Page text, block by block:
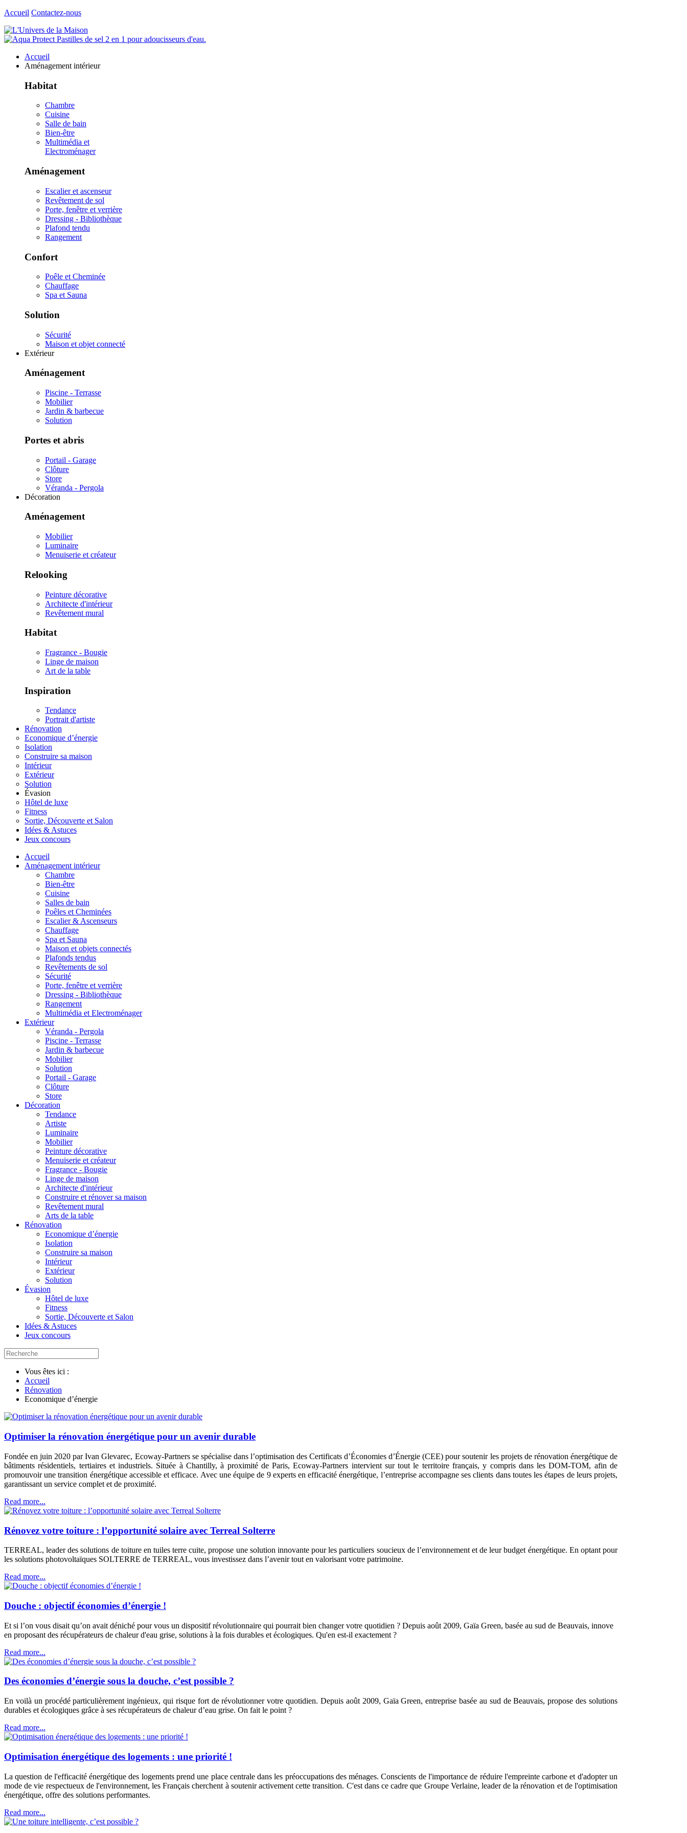
Accueil Contactez-nous
Accueil
Aménagement intérieur
Habitat
Chambre
Cuisine
Salle de bain
Bien-être
Multimédia et
Electroménager
Aménagement
Escalier et ascenseur
Revêtement de sol
Porte, fenêtre et verrière
Dressing - Bibliothèque
Plafond tendu
Rangement
Confort
Poêle et Cheminée
Chauffage
Spa et Sauna
Solution
Sécurité
Maison et objet connecté
Extérieur
Aménagement
Piscine - Terrasse
Mobilier
Jardin & barbecue
Solution
Portes et abris
Portail - Garage
Clôture
Store
Véranda - Pergola
Décoration
Aménagement
Mobilier
Luminaire
Menuiserie et créateur
Relooking
Peinture décorative
Architecte d'intérieur
Revêtement mural
Habitat
Fragrance - Bougie
Linge de maison
Art de la table
Inspiration
Tendance
Portrait d'artiste
Rénovation
Economique d’énergie
Isolation
Construire sa maison
Intérieur
Extérieur
Solution
Évasion
Hôtel de luxe
Fitness
Sortie, Découverte et Salon
Idées & Astuces
Jeux concours
Accueil
Aménagement intérieur
Chambre
Bien-être
Cuisine
Salles de bain
Poêles et Cheminées
Escalier & Ascenseurs
Chauffage
Spa et Sauna
Maison et objets connectés
Plafonds tendus
Revêtements de sol
Sécurité
Porte, fenêtre et verrière
Dressing - Bibliothèque
Rangement
Multimédia et Electroménager
Extérieur
Véranda - Pergola
Piscine - Terrasse
Jardin & barbecue
Mobilier
Solution
Portail - Garage
Clôture
Store
Décoration
Tendance
Artiste
Luminaire
Mobilier
Peinture décorative
Menuiserie et créateur
Fragrance - Bougie
Linge de maison
Architecte d'intérieur
Construire et rénover sa maison
Revêtement mural
Arts de la table
Rénovation
Economique d’énergie
Isolation
Construire sa maison
Intérieur
Extérieur
Solution
Évasion
Hôtel de luxe
Fitness
Sortie, Découverte et Salon
Idées & Astuces
Jeux concours
Vous êtes ici :
Accueil
Rénovation
Economique d’énergie
Optimiser la rénovation énergétique pour un avenir durable
Fondée en juin 2020 par Ivan Glevarec, Ecoway-Partners se spécialise dans l’optimisation des Certificats d’Économies d’Énergie (CEE) pour soutenir les projets de rénovation énergétique de
bâtiments résidentiels, tertiaires et industriels. Située à Chantilly, à proximité de Paris, Ecoway-Partners intervient sur tout le territoire français, y compris dans les DOM-TOM, afin de
promouvoir une transition énergétique accessible et efficace. Avec une équipe de 9 experts en efficacité énergétique, l’entreprise accompagne ses clients dans toutes les étapes de leurs projets,
garantissant un service complet et de proximité.
Read more...
Rénovez votre toiture : l’opportunité solaire avec Terreal Solterre
TERREAL, leader des solutions de toiture en tuiles terre cuite, propose une solution innovante pour les particuliers soucieux de l’environnement et de leur budget énergétique. En optant pour
les solutions photovoltaïques SOLTERRE de TERREAL, vous investissez dans l’avenir tout en valorisant votre patrimoine.
Read more...
Douche : objectif économies d’énergie !
Et si l’on vous disait qu’on avait déniché pour vous un dispositif révolutionnaire qui pourrait bien changer votre quotidien ? Depuis août 2009, Gaïa Green, basée au sud de Beauvais, innove
en proposant des récupérateurs de chaleur d'eau grise, solutions à la fois durables et écologiques. Qu'en est-il exactement ?
Read more...
Des économies d’énergie sous la douche, c’est possible ?
En voilà un procédé particulièrement ingénieux, qui risque fort de révolutionner votre quotidien. Depuis août 2009, Gaïa Green, entreprise basée au sud de Beauvais, propose des solutions
durables et écologiques grâce à ses récupérateurs de chaleur d’eau grise. On fait le point ?
Read more...
Optimisation énergétique des logements : une priorité !
La question de l'efficacité énergétique des logements prend une place centrale dans les préoccupations des ménages. Conscients de l'importance de réduire l'empreinte carbone et d'adopter un
mode de vie respectueux de l'environnement, les Français cherchent à soutenir activement cette transition. C'est dans ce cadre que Groupe Verlaine, leader de la rénovation et de l'optimisation
énergétique, offre des solutions performantes.
Read more...